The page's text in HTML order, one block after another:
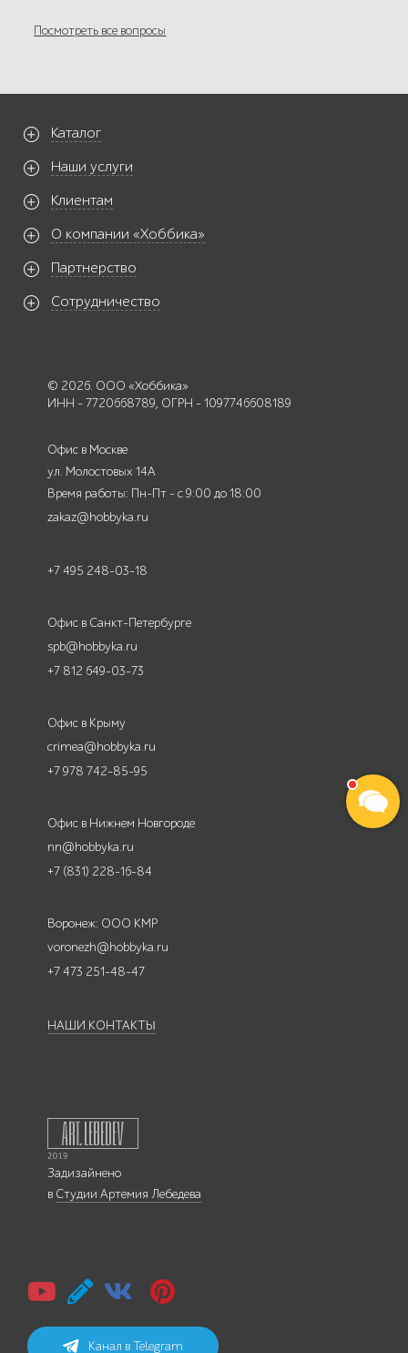
Посмотреть все вопросы
Каталог
Наши услуги
Клиентам
О компании «Хоббика»
Партнерство
Сотрудничество
© 2026. ООО «Хоббика»
ИНН - 7720668789, ОГРН - 1097746608189
Офис в Москве
ул. Молостовых 14А
Время работы: Пн-Пт - с 9:00 до 18:00
zakaz@hobbyka.ru
+7 495 248-03-18
Офис в Санкт-Петербурге
spb@hobbyka.ru
+7 812 649-03-73
Офис в Крыму
crimea@hobbyka.ru
+7 978 742-85-95
Офис в Нижнем Новгороде
nn@hobbyka.ru
+7 (831) 228-16-84
Воронеж: ООО КМР
voronezh@hobbyka.ru
+7 473 251-48-47
НАШИ КОНТАКТЫ
Задизайнено
в Студии Артемия Лебедева
Канал в Telegram